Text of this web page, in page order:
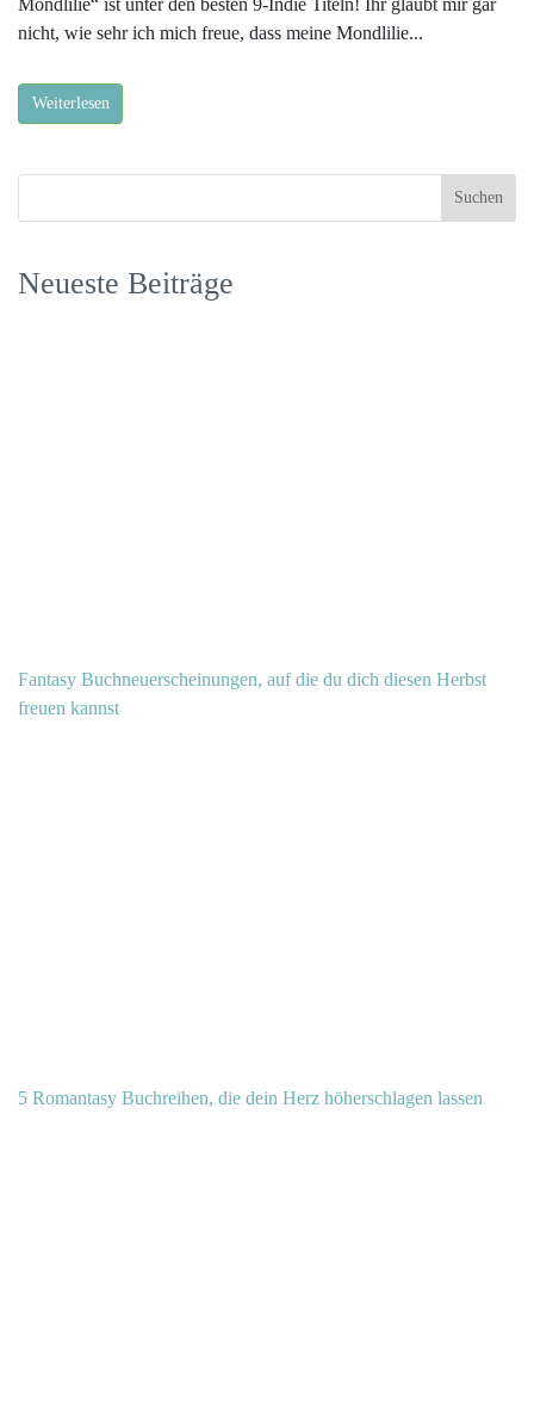
Mondlilie“ ist unter den besten 9-Indie Titeln! Ihr glaubt mir gar
nicht, wie sehr ich mich freue, dass meine Mondlilie...
Weiterlesen
Neueste Beiträge
Fantasy Buchneuerscheinungen, auf die du dich diesen Herbst
freuen kannst
5 Romantasy Buchreihen, die dein Herz höherschlagen lassen